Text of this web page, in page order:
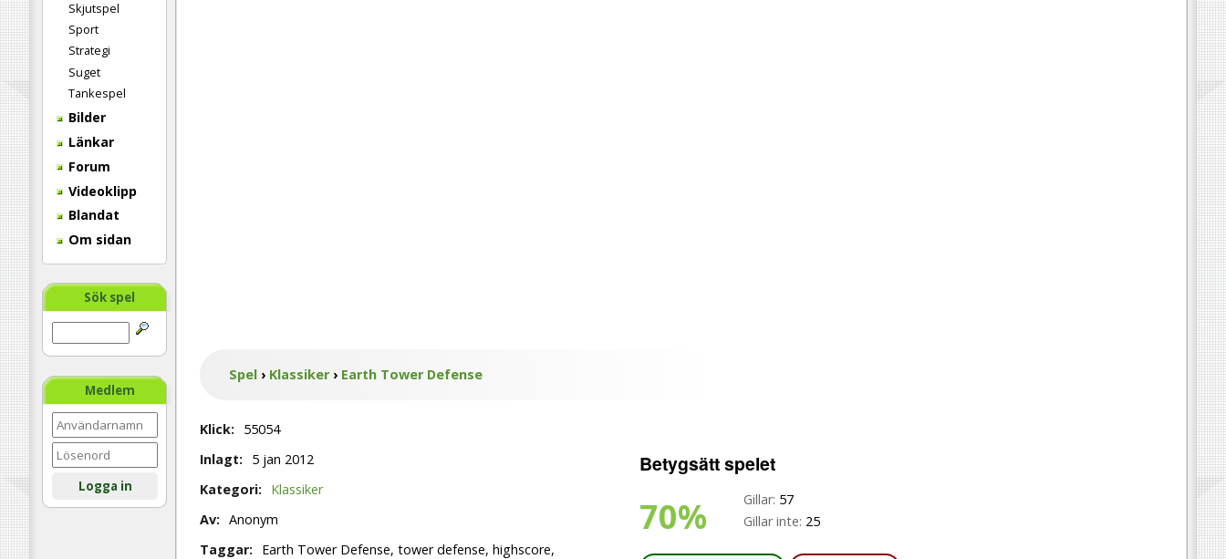
Skjutspel
Sport
Strategi
Suget
Tankespel
Bilder
Länkar
Forum
Videoklipp
Blandat
Om sidan
Sök spel
Medlem
Logga in
Spel › Klassiker › Earth Tower Defense
Betygsätt spelet
70% Gillar: 57
Gillar inte: 25
Klick:
55054
Inlagt:
5 jan 2012
Kategori:
Klassiker
Av: Anonym
Taggar:
Earth Tower Defense, tower defense, highscore,